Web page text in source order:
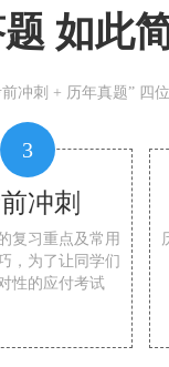
如此
冲刺 + 历年真题” 四
3
冲刺
复习重点及常用
，为了让同学们
性的应付考试